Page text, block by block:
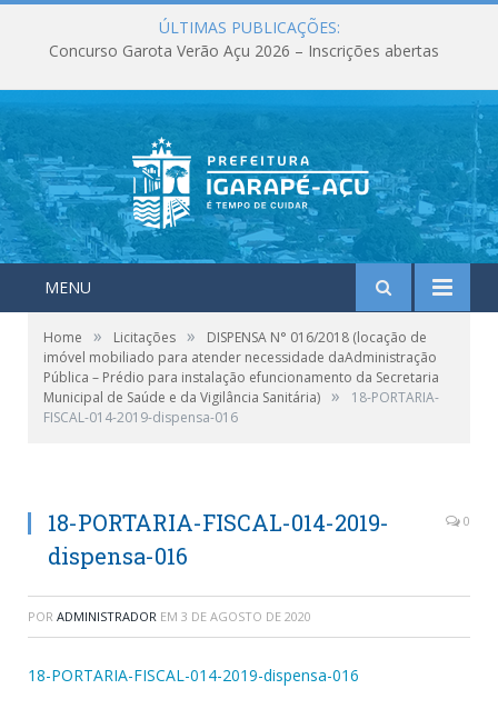
ÚLTIMAS PUBLICAÇÕES:
Concurso Garota Verão Açu 2026 – Inscrições abertas
MENU
Home » Licitações »
DISPENSA N° 016/2018 (locação de
imóvel mobiliado para atender necessidade daAdministração
Pública – Prédio para instalação efuncionamento da Secretaria
Municipal de Saúde e da Vigilância Sanitária) »
18-PORTARIA-
FISCAL-014-2019-dispensa-016
18-PORTARIA-FISCAL-014-2019-
dispensa-016
0
POR ADMINISTRADOR EM 3 DE AGOSTO DE 2020
18-PORTARIA-FISCAL-014-2019-dispensa-016